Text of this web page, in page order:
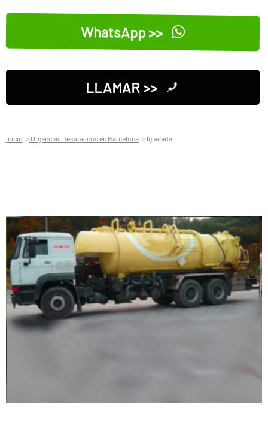
WhatsApp >>
LLAMAR >>
Inicio Urgencias desatascos en Barcelona Igualada